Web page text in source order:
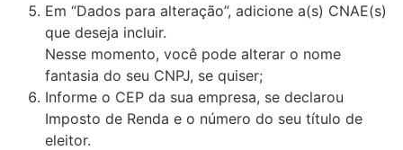
Em “Dados para alteração”, adicione a(s) CNAE(s)
que deseja incluir.
Nesse momento, você pode alterar o nome
fantasia do seu CNPJ, se quiser;
Informe o CEP da sua empresa, se declarou
Imposto de Renda e o número do seu título de
eleitor.